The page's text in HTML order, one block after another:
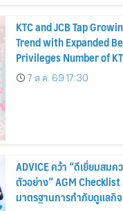
KTC and JCB Tap
Trend with Expanded
Privileges Number of
Cardmembers Spending
Cosmetics Rises 26%
7 ส.ค. 69 17:30
ADVICE คว้า “ดีเยี่ยมสมค
ตัวอย่าง” AGM
มาตรฐานการกำกับดูแลกิ